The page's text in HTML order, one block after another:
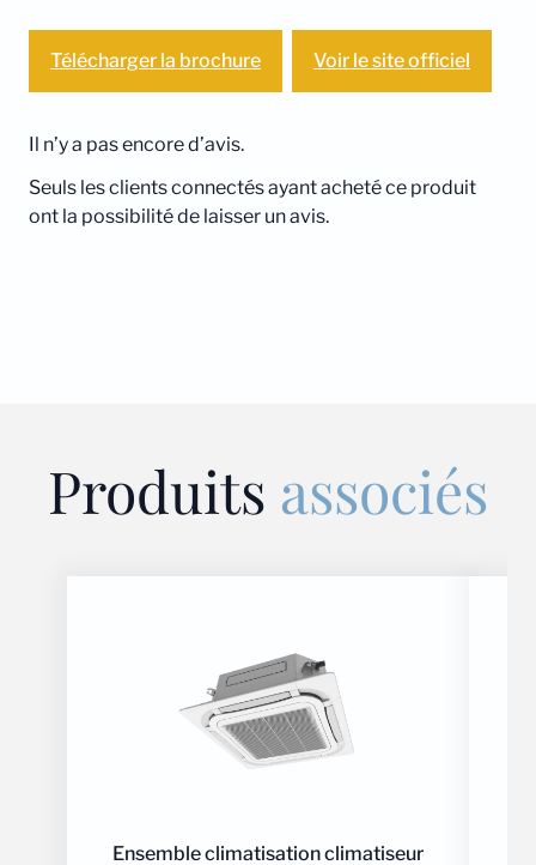
Télécharger la brochure Voir le site officiel
Il n’y a pas encore d’avis.
Seuls les clients connectés ayant acheté ce produit
ont la possibilité de laisser un avis.
Produits associés
Ensemble climatisation climatiseur